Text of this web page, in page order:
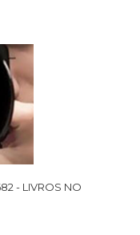
- LIVROS NO